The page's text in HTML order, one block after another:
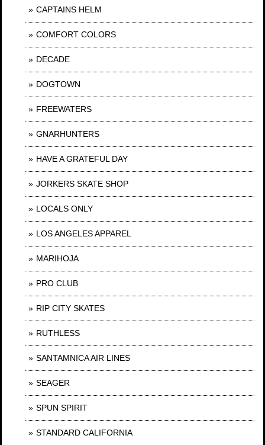
CAPTAINS HELM
COMFORT COLORS
DECADE
DOGTOWN
FREEWATERS
GNARHUNTERS
HAVE A GRATEFUL DAY
JORKERS SKATE SHOP
LOCALS ONLY
LOS ANGELES APPAREL
MARIHOJA
PRO CLUB
RIP CITY SKATES
RUTHLESS
SANTAMNICA AIR LINES
SEAGER
SPUN SPIRIT
STANDARD CALIFORNIA